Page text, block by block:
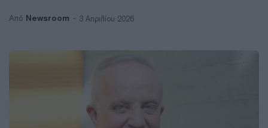
Από Newsroom 3 Απριλίου 2026